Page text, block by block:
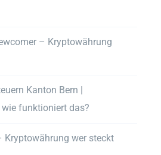
– Kryptowährung
Kanton Bern |
funktioniert das?
Kryptowährung wer steckt